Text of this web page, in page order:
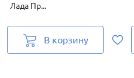
Лада Пр...
В корзину